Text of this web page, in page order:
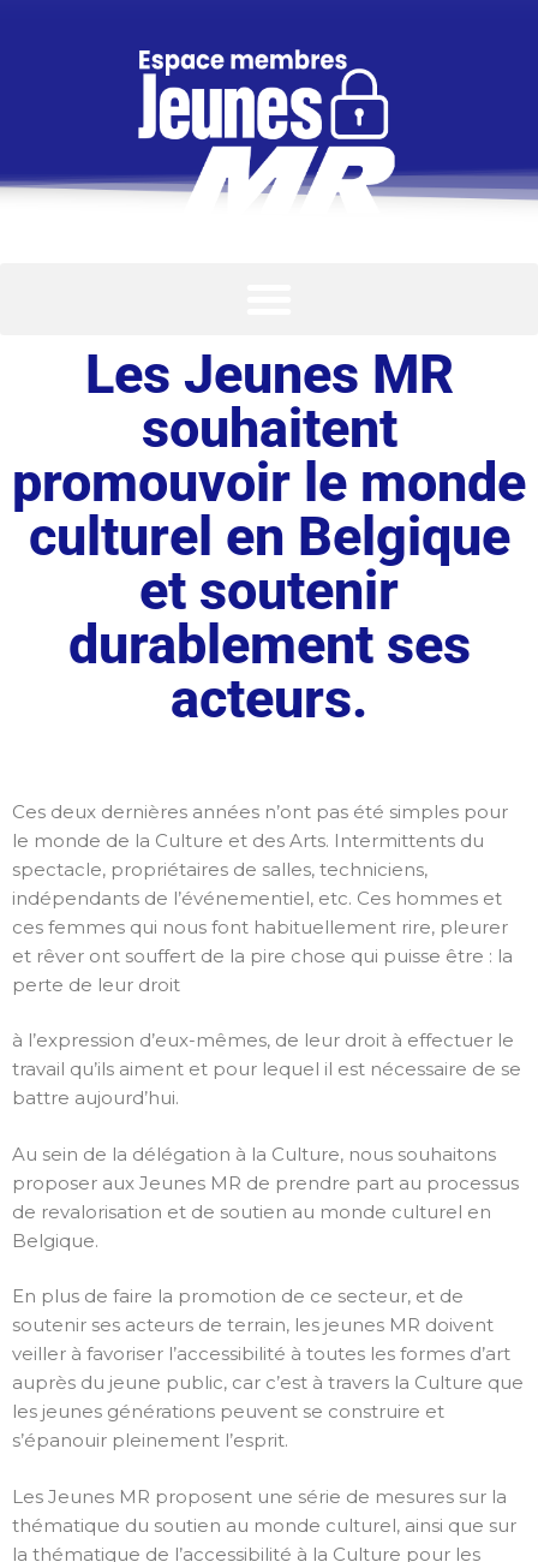
Les Jeunes MR
souhaitent
promouvoir le monde
culturel en Belgique
et soutenir
durablement ses
acteurs.
Ces deux dernières années n’ont pas été simples pour
le monde de la Culture et des Arts. Intermittents du
spectacle, propriétaires de salles, techniciens,
indépendants de l’événementiel, etc. Ces hommes et
ces femmes qui nous font habituellement rire, pleurer
et rêver ont souffert de la pire chose qui puisse être : la
perte de leur droit
à l’expression d’eux-mêmes, de leur droit à effectuer le
travail qu’ils aiment et pour lequel il est nécessaire de se
battre aujourd’hui.
Au sein de la délégation à la Culture, nous souhaitons
proposer aux Jeunes MR de prendre part au processus
de revalorisation et de soutien au monde culturel en
Belgique.
En plus de faire la promotion de ce secteur, et de
soutenir ses acteurs de terrain, les jeunes MR doivent
veiller à favoriser l’accessibilité à toutes les formes d’art
auprès du jeune public, car c’est à travers la Culture que
les jeunes générations peuvent se construire et
s’épanouir pleinement l’esprit.
Les Jeunes MR proposent une série de mesures sur la
thématique du soutien au monde culturel, ainsi que sur
la thématique de l’accessibilité à la Culture pour les